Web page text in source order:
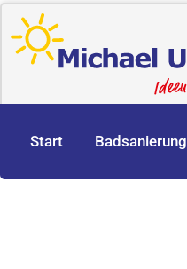
Start Badsanierung